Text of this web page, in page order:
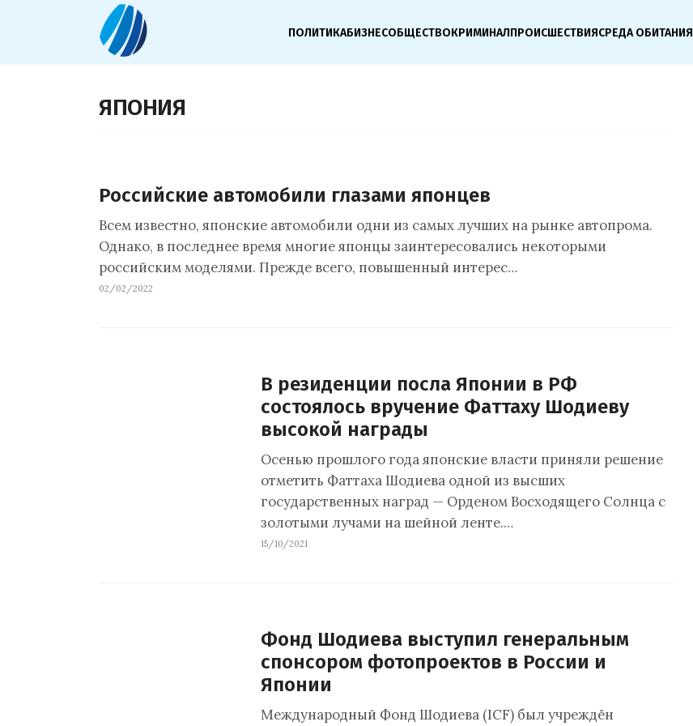
ПОЛИТИКАБИЗНЕСОБЩЕСТВОКРИМИНАЛПРОИСШЕСТВИЯСРЕДА ОБИТАНИЯ
ЯПОНИЯ
Российские автомобили глазами японцев
Всем известно, японские автомобили одни из самых лучших на рынке автопрома.
Однако, в последнее время многие японцы заинтересовались некоторыми
российским моделями. Прежде всего, повышенный интерес…
02/02/2022
В резиденции посла Японии в РФ
состоялось вручение Фаттаху Шодиеву
высокой награды
Осенью прошлого года японские власти приняли решение
отметить Фаттаха Шодиева одной из высших
государственных наград — Орденом Восходящего Солнца c
золотыми лучами на шейной ленте.…
15/10/2021
Фонд Шодиева выступил генеральным
спонсором фотопроектов в России и
Японии
Международный Фонд Шодиева (ICF) был учреждён